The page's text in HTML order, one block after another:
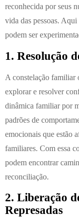
reconhecida por seus
vida das pessoas.
podem ser
1. Resolução
A constelação familiar
explorar e resolver
dinâmica familiar por
padrões de
emocionais que estão
familiares. Com essa
podem encontrar
reconciliação.
2. Liberação
Represadas